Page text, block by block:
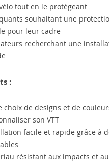
tout en le protégeant
souhaitant une
pour leur cadre
recherchant une
:
choix de designs et de
son VTT
facile et rapide grâce à
résistant aux impacts et